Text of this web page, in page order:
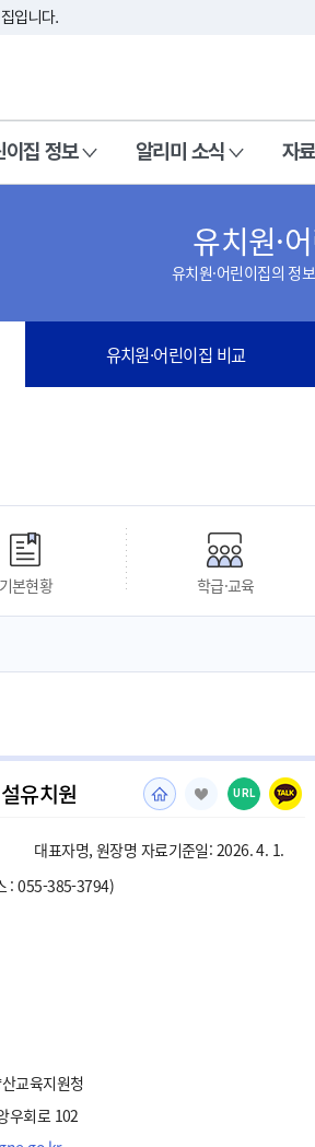
입니다.
이집 정보 알리미 소식 자
유치원·
유치원·어린이집의 정
유치원·어린이집 비교
기본현황 학급·교육
유치원 URL
대표자명, 원장명 자료기준일: 2026. 4. 1.
: 055-385-3794)
교육지원청
우회로 102